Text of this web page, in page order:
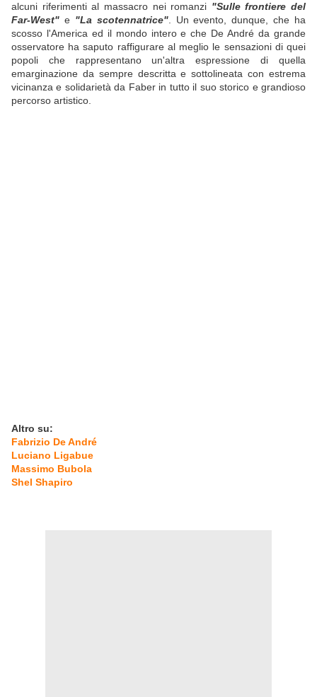
alcuni riferimenti al massacro nei romanzi "Sulle frontiere del
Far-West" e "La scotennatrice". Un evento, dunque, che ha
scosso l'America ed il mondo intero e che De André da grande
osservatore ha saputo raffigurare al meglio le sensazioni di quei
popoli che rappresentano un'altra espressione di quella
emarginazione da sempre descritta e sottolineata con estrema
vicinanza e solidarietà da Faber in tutto il suo storico e grandioso
percorso artistico.
Altro su:
Fabrizio De André
Luciano Ligabue
Massimo Bubola
Shel Shapiro